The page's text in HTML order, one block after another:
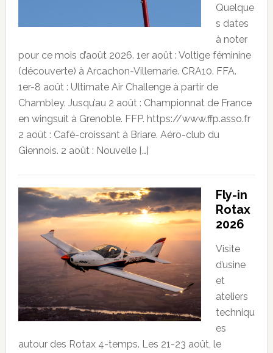
Quelque
s dates
à noter
pour ce mois d’août 2026. 1er août : Voltige féminine
(découverte) à Arcachon-Villemarie. CRA10. FFA.
1er-8 août : Ultimate Air Challenge à partir de
Chambley. Jusqu’au 2 août : Championnat de France
en wingsuit à Grenoble. FFP. https://www.ffp.asso.fr
2 août : Café-croissant à Briare. Aéro-club du
Giennois. 2 août : Nouvelle […]
Fly-in
Rotax
2026
Visite
d’usine
et
ateliers
techniqu
es
autour des Rotax 4-temps. Les 21-23 août, le